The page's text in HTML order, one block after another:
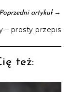
Poprzedni artykuł→
– prosty przepis
też: